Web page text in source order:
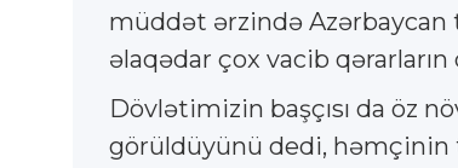
müddət ərzində
əlaqədar çox vacib
Dövlətimizin başçısı da öz
görüldüyünü dedi, həmçinin